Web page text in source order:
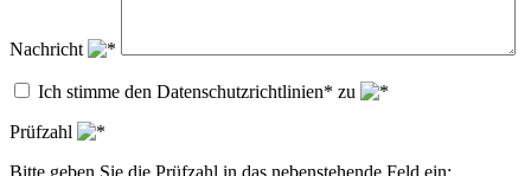
Nachricht
Ich stimme den Datenschutzrichtlinien* zu
Prüfzahl
Bitte geben Sie die Prüfzahl in das nebenstehende Feld ein: